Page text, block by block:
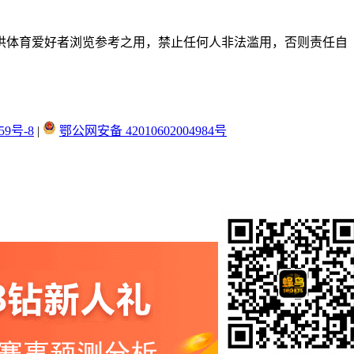
育爱好者浏览参考之用，禁止任何人非法滥用，否则责任自
号-8 | 鄂公网安备 42010602004984号